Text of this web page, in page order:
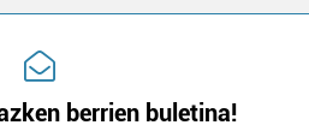
berrien buletina!